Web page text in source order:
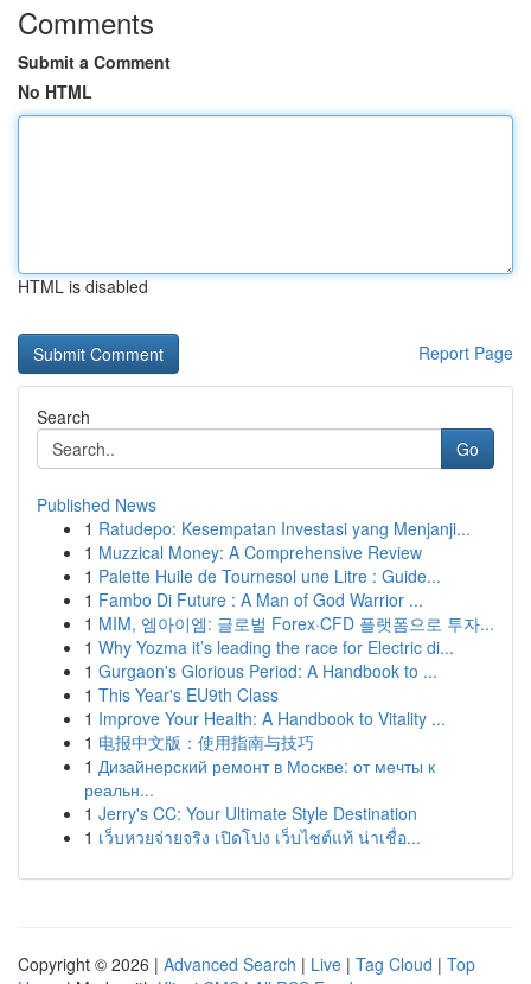
Comments
Submit a Comment
No HTML
HTML is disabled
Report Page
Search
Go
Published News
1 Ratudepo: Kesempatan Investasi yang Menjanji...
1 Muzzical Money: A Comprehensive Review
1 Palette Huile de Tournesol une Litre : Guide...
1 Fambo Di Future : A Man of God Warrior ...
1 MIM, 엠아이엠: 글로벌 Forex·CFD 플랫폼으로 투자...
1 Why Yozma it’s leading the race for Electric di...
1 Gurgaon's Glorious Period: A Handbook to ...
1 This Year's EU9th Class
1 Improve Your Health: A Handbook to Vitality ...
1 电报中文版：使用指南与技巧
1 Дизайнерский ремонт в Москве: от мечты к
реальн...
1 Jerry's CC: Your Ultimate Style Destination
1 เว็บหวยจ่ายจริง เปิดโปง เว็บไซต์แท้ น่าเชื่อ...
Copyright © 2026 | Advanced Search | Live | Tag Cloud | Top